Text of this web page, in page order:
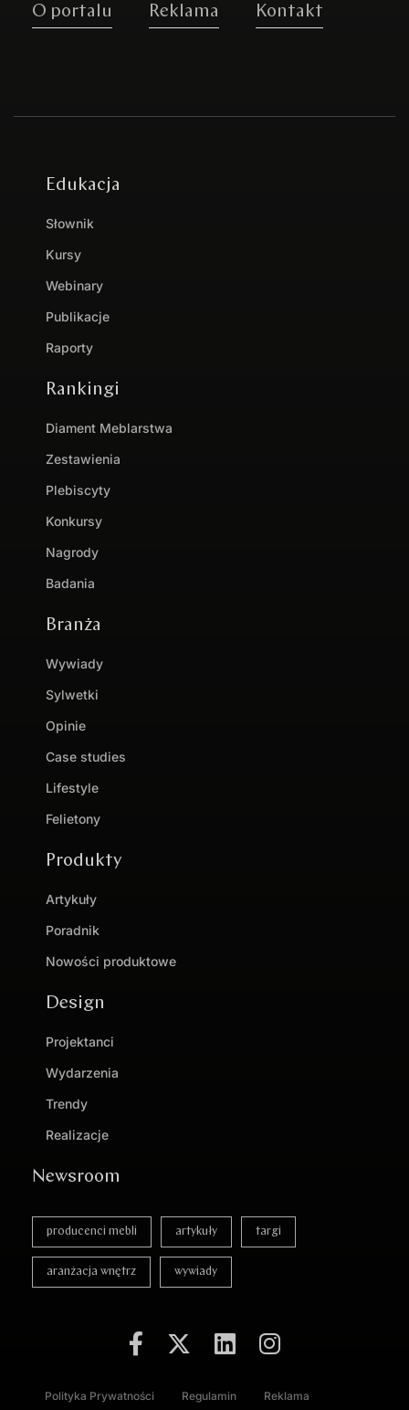
O portalu Reklama Kontakt
Edukacja
Słownik
Kursy
Webinary
Publikacje
Raporty
Rankingi
Diament Meblarstwa
Zestawienia
Plebiscyty
Konkursy
Nagrody
Badania
Branża
Wywiady
Sylwetki
Opinie
Case studies
Lifestyle
Felietony
Produkty
Artykuły
Poradnik
Nowości produktowe
Design
Projektanci
Wydarzenia
Trendy
Realizacje
Newsroom
producenci mebli artykuły targi
aranżacja wnętrz wywiady
Polityka Prywatności Regulamin Reklama